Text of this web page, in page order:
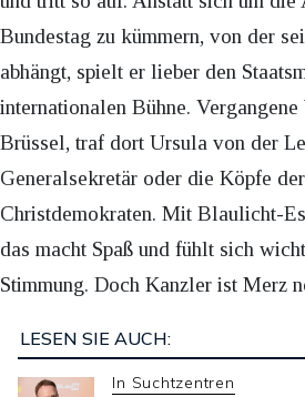
Bundestag zu kümmern, von der
abhängt, spielt er lieber den
internationalen Bühne.
Brüssel, traf dort Ursula von der
Generalsekretär oder die Köpfe
Christdemokraten. Mit Blaulicht-
das macht Spaß und fühlt sich
Stimmung. Doch Kanzler ist Merz
LESEN SIE AUCH:
In Suchtzentren